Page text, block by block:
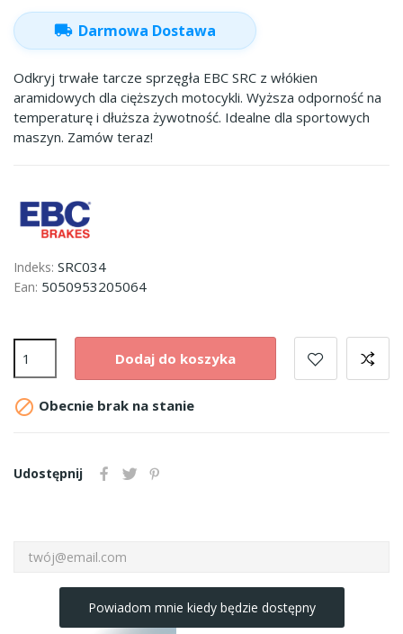
local_shipping Darmowa Dostawa
Odkryj trwałe tarcze sprzęgła EBC SRC z włókien
aramidowych dla cięższych motocykli. Wyższa odporność na
temperaturę i dłuższa żywotność. Idealne dla sportowych
maszyn. Zamów teraz!
Indeks: SRC034
Ean: 5050953205064
Dodaj do koszyka
 Obecnie brak na stanie
Udostępnij
Powiadom mnie kiedy będzie dostępny